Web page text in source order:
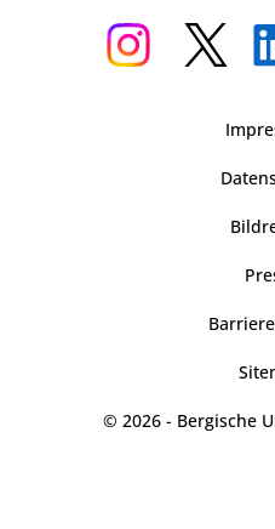
© 2026 - Bergische